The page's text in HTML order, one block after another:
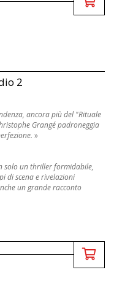
2
ancora più del "Rituale
Grangé padroneggia
»
solo un thriller formidabile,
di scena e rivelazioni
un grande racconto